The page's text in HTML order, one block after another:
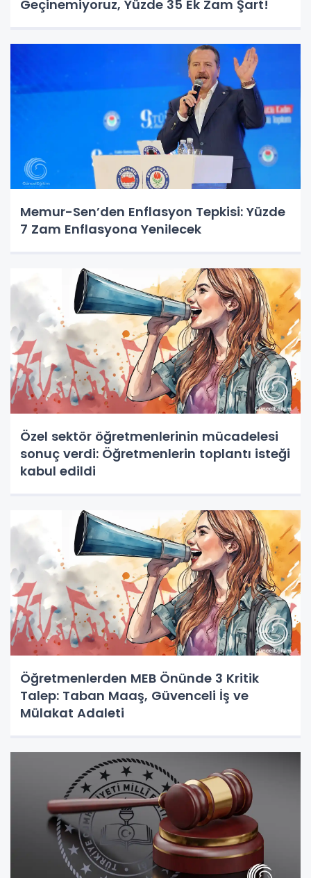
Geçinemiyoruz, Yüzde 35 Ek Zam Şart!
Memur-Sen’den Enflasyon Tepkisi: Yüzde
7 Zam Enflasyona Yenilecek
Özel sektör öğretmenlerinin mücadelesi
sonuç verdi: Öğretmenlerin toplantı isteği
kabul edildi
Öğretmenlerden MEB Önünde 3 Kritik
Talep: Taban Maaş, Güvenceli İş ve
Mülakat Adaleti